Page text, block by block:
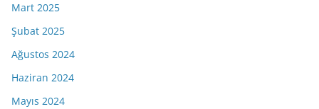
Mart 2025
Şubat 2025
Ağustos 2024
Haziran 2024
Mayıs 2024